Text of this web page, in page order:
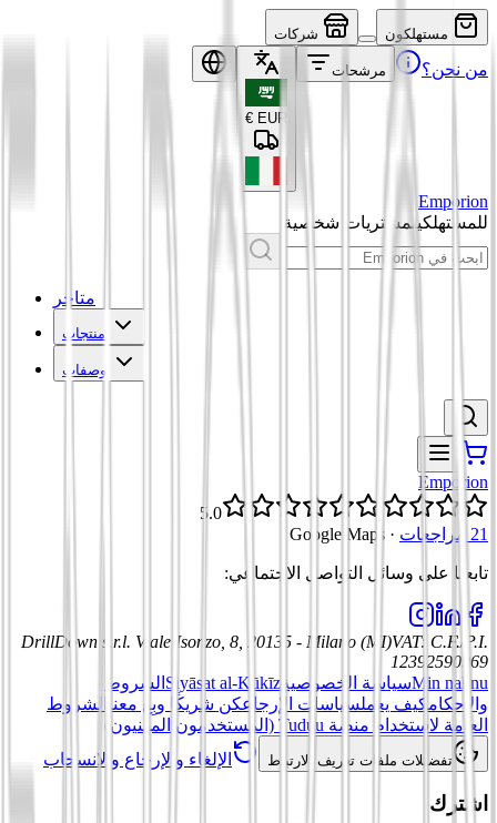
مستهلكون شركات
من نحن؟ مرشحات
EUR
€
Emporion
للمستهلكينمشتريات شخصية
متاجر
منتجات
وصفات
Emporion
5.0
21 مراجعات
·
Google Maps
تابعنا على وسائل التواصل الاجتماعي:
DrillDown s.r.l. Viale Isonzo, 8, 20135 - Milano (MI)VAT: C.F./P.I.
12392590969
Min nahnuسياسة الخصوصية Siyāsat al-Kūkīz الشروط
والأحكامكيف يعملسياسات الإرجاعكن شريكًا وبِع معنا
الشروط
العامة لاستخدام منصة Tuduu (المستخدمون المهنيون)
تفضيلات ملفات تعريف الارتباط الإلغاء والإرجاع والانسحاب
اشترك